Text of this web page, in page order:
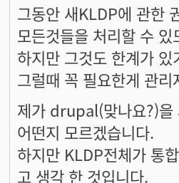
그동안 새KLDP에 관한
모든것들을 처리할 수
하지만 그것도 한계가
그럴때 꼭 필요한게 관리
제가 drupal(맞나요?)을
어떤지 모르겠습니다.
하지만 KLDP전체가 통
고 생각 한 것입니다.